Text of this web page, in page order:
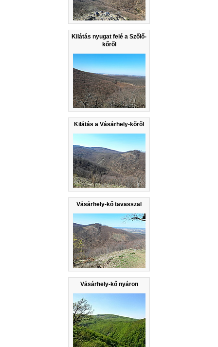
Kilátás nyugat felé a Szőlő-
kőről
Kilátás a Vásárhely-kőről
Vásárhely-kő tavasszal
Vásárhely-kő nyáron